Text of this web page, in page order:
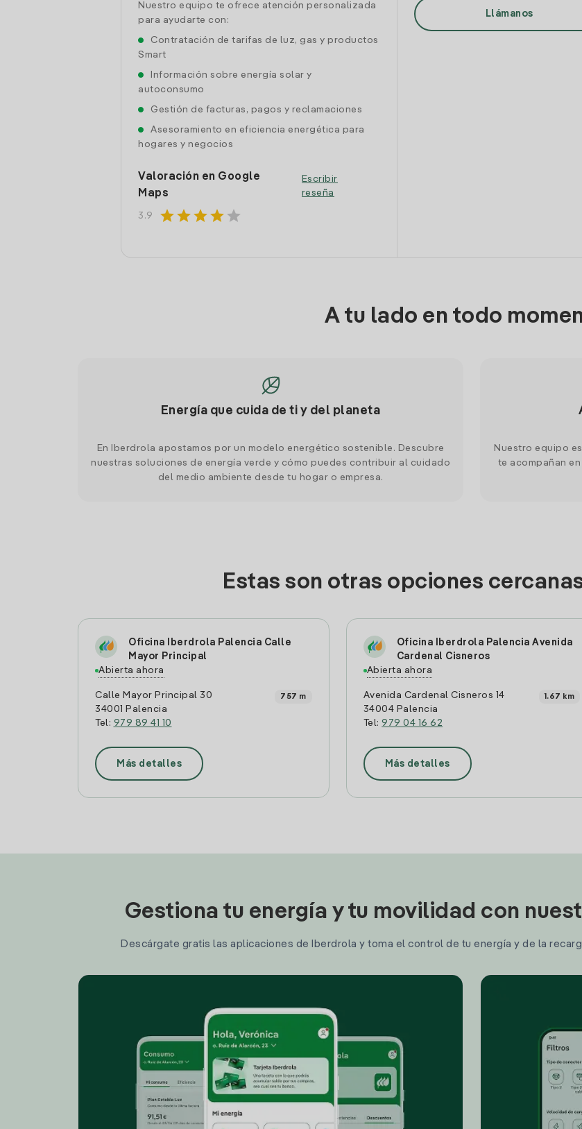
Nuestro equipo te ofrece atención personalizada
para ayudarte con:
Contratación de tarifas de luz, gas y productos
Smart
Información sobre energía solar y
autoconsumo
Gestión de facturas, pagos y reclamaciones
Asesoramiento en eficiencia energética para
hogares y negocios
Valoración en Google
Maps
3.9 starstarstarstar star
Escribir
reseña
Llámanos
A tu lado en todo
Energía que cuida de ti y del planeta
En Iberdrola apostamos por un modelo energético sostenible. Descubre
nuestras soluciones de energía verde y cómo puedes contribuir al cuidado
del medio ambiente desde tu hogar o empresa.
Nuestro equipo
te acompañan
Estas son otras opciones
Oficina Iberdrola Palencia Calle
Mayor Principal
Abierta ahora
Calle Mayor Principal 30
34001 Palencia
Tel: 979 89 41 10
757 m
Más detalles
Oficina Iberdrola Palencia Avenida
Cardenal Cisneros
Abierta ahora
Avenida Cardenal Cisneros 14
34004 Palencia
Tel:979 04 16 62
1.67 km
Más detalles
Gestiona tu energía y tu movilidad con
Descárgate gratis las aplicaciones de Iberdrola y toma el control de tu energía y de la